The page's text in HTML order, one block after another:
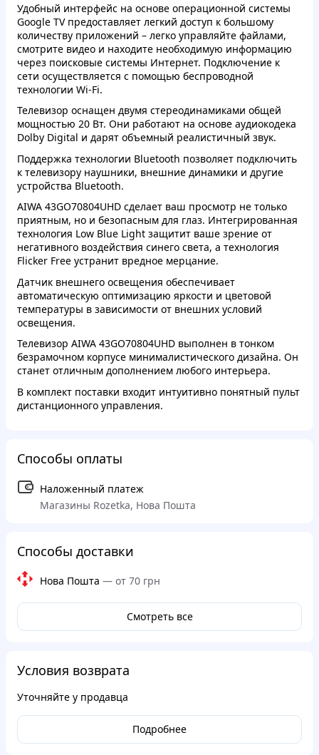
Удобный интерфейс на основе операционной системы
Google TV предоставляет легкий доступ к большому
количеству приложений – легко управляйте файлами,
смотрите видео и находите необходимую информацию
через поисковые системы Интернет. Подключение к
сети осуществляется с помощью беспроводной
технологии Wi-Fi.
Телевизор оснащен двумя стереодинамиками общей
мощностью 20 Вт. Они работают на основе аудиокодека
Dolby Digital и дарят объемный реалистичный звук.
Поддержка технологии Bluetooth позволяет подключить
к телевизору наушники, внешние динамики и другие
устройства Bluetooth.
AIWA 43GO70804UHD сделает ваш просмотр не только
приятным, но и безопасным для глаз. Интегрированная
технология Low Blue Light защитит ваше зрение от
негативного воздействия синего света, а технология
Flicker Free устранит вредное мерцание.
Датчик внешнего освещения обеспечивает
автоматическую оптимизацию яркости и цветовой
температуры в зависимости от внешних условий
освещения.
Телевизор AIWA 43GO70804UHD выполнен в тонком
безрамочном корпусе минималистического дизайна. Он
станет отличным дополнением любого интерьера.
В комплект поставки входит интуитивно понятный пульт
дистанционного управления.
Способы оплаты
Наложенный платеж
Магазины Rozetka, Нова Пошта
Способы доставки
Нова Пошта — от 70 грн
Смотреть все
Условия возврата
Уточняйте у продавца
Подробнее